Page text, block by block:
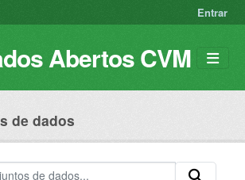
Entrar
Abertos CVM
de dados